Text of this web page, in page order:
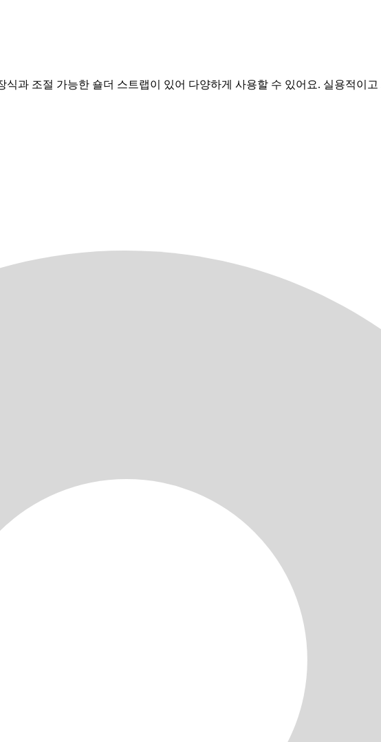
과 조절 가능한 숄더 스트랩이 있어 다양하게 사용할 수 있어요. 실용적이